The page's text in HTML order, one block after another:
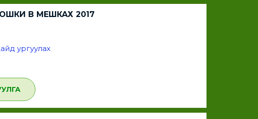
В МЕШКАХ 2017
ургуулах